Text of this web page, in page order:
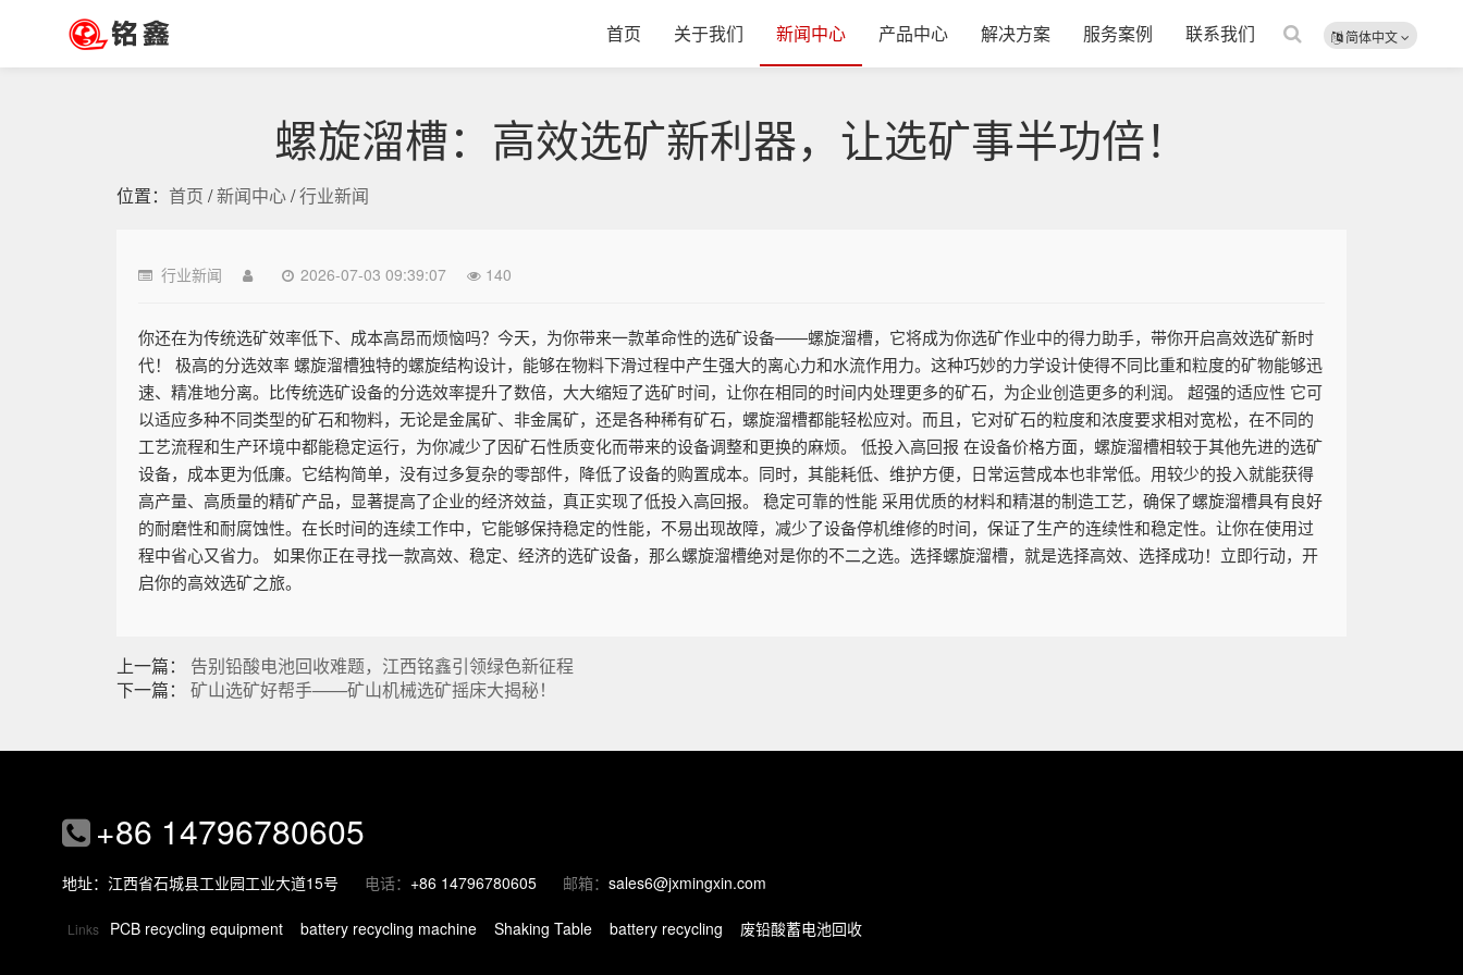
简体中文
首页 关于我们 新闻中心 产品中心 解决方案 服务案例 联系我们
螺旋溜槽：高效选矿新利器，让选矿事半功倍！
位置： 首页 /新闻中心/行业新闻
行业新闻 2026-07-03 09:39:07 140
你还在为传统选矿效率低下、成本高昂而烦恼吗？今天，为你带来一款革命性的选矿设备——螺旋溜槽，它将成为你选矿作业中的得力助手，带你开启高效选矿新时
代！ 极高的分选效率 螺旋溜槽独特的螺旋结构设计，能够在物料下滑过程中产生强大的离心力和水流作用力。这种巧妙的力学设计使得不同比重和粒度的矿物能够迅
速、精准地分离。比传统选矿设备的分选效率提升了数倍，大大缩短了选矿时间，让你在相同的时间内处理更多的矿石，为企业创造更多的利润。 超强的适应性 它可
以适应多种不同类型的矿石和物料，无论是金属矿、非金属矿，还是各种稀有矿石，螺旋溜槽都能轻松应对。而且，它对矿石的粒度和浓度要求相对宽松，在不同的
工艺流程和生产环境中都能稳定运行，为你减少了因矿石性质变化而带来的设备调整和更换的麻烦。 低投入高回报 在设备价格方面，螺旋溜槽相较于其他先进的选矿
设备，成本更为低廉。它结构简单，没有过多复杂的零部件，降低了设备的购置成本。同时，其能耗低、维护方便，日常运营成本也非常低。用较少的投入就能获得
高产量、高质量的精矿产品，显著提高了企业的经济效益，真正实现了低投入高回报。 稳定可靠的性能 采用优质的材料和精湛的制造工艺，确保了螺旋溜槽具有良好
的耐磨性和耐腐蚀性。在长时间的连续工作中，它能够保持稳定的性能，不易出现故障，减少了设备停机维修的时间，保证了生产的连续性和稳定性。让你在使用过
程中省心又省力。 如果你正在寻找一款高效、稳定、经济的选矿设备，那么螺旋溜槽绝对是你的不二之选。选择螺旋溜槽，就是选择高效、选择成功！立即行动，开
启你的高效选矿之旅。
上一篇： 告别铅酸电池回收难题，江西铭鑫引领绿色新征程
下一篇： 矿山选矿好帮手——矿山机械选矿摇床大揭秘！
+86 14796780605
地址：江西省石城县工业园工业大道15号 电话： +86 14796780605 邮箱： sales6@jxmingxin.com
Links PCB recycling equipment battery recycling machine Shaking Table battery recycling 废铅酸蓄电池回收